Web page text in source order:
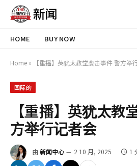
HOME BUY NOW
Home » 【重播】英犹太教堂袭击事件 警方举
国际的
【重播】英犹太教
方举行记者会
由 新闻中心 2 10 月, 2025 1